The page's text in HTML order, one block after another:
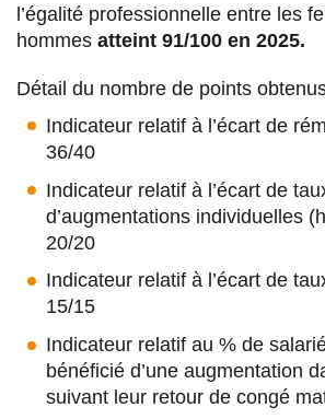
l’égalité professionnelle entre les
hommes atteint 91/100 en 2025.
Détail du nombre de points
Indicateur relatif à l’écart de
36/40
Indicateur relatif à l’écart de
d’augmentations individuelles
20/20
Indicateur relatif à l’écart de
15/15
Indicateur relatif au % de
bénéficié d’une augmentation
suivant leur retour de congé